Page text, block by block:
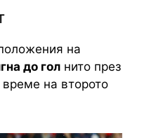
на
до гол нито през
на второто